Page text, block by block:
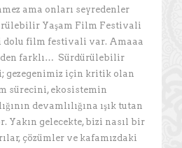
ama onları seyredenler
Yaşam Film Festivali
dolu film festivali var. Amaaa
farklı… Sürdürülebilir
gezegenimiz için kritik olan
sürecini, ekosistemin
devamlılığına ışık tutan
Yakın gelecekte, bizi nasıl bir
çözümler ve kafamızdaki